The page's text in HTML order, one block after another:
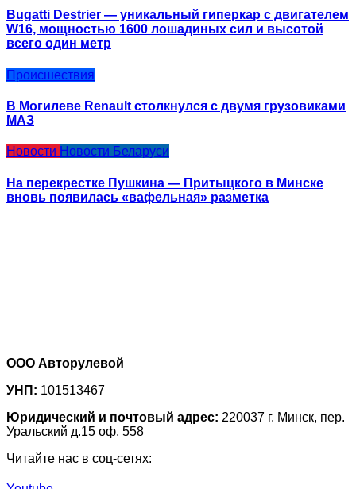
Bugatti Destrier — уникальный гиперкар с двигателем
W16, мощностью 1600 лошадиных сил и высотой
всего один метр
Происшествия
В Могилеве Renault столкнулся с двумя грузовиками
МАЗ
Новости Новости Беларуси
На перекрестке Пушкина — Притыцкого в Минске
вновь появилась «вафельная» разметка
ООО Авторулевой
УНП: 101513467
Юридический и почтовый адрес: 220037 г. Минск, пер.
Уральский д.15 оф. 558
Читайте нас в соц-сетях: